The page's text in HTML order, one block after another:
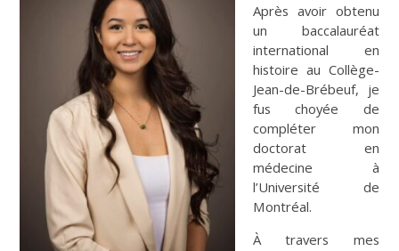
Après avoir obtenu
un baccalauréat
international en
histoire au Collège-
Jean-de-Brébeuf, je
fus choyée de
compléter mon
doctorat en
médecine à
l’Université de
Montréal.
À travers mes